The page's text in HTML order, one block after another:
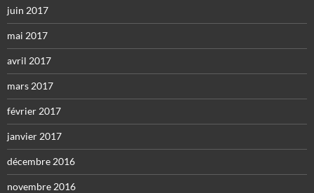
juin 2017
mai 2017
avril 2017
mars 2017
février 2017
janvier 2017
décembre 2016
novembre 2016